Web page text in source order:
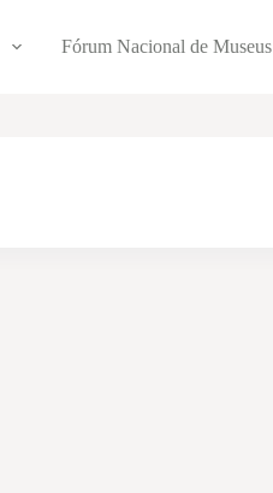
Fórum Nacional de Museus